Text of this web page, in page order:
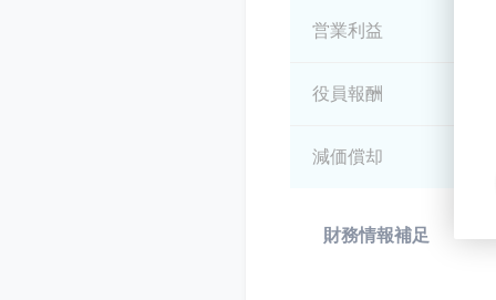
営業利益
役員報酬
減価償却
財務情報補足